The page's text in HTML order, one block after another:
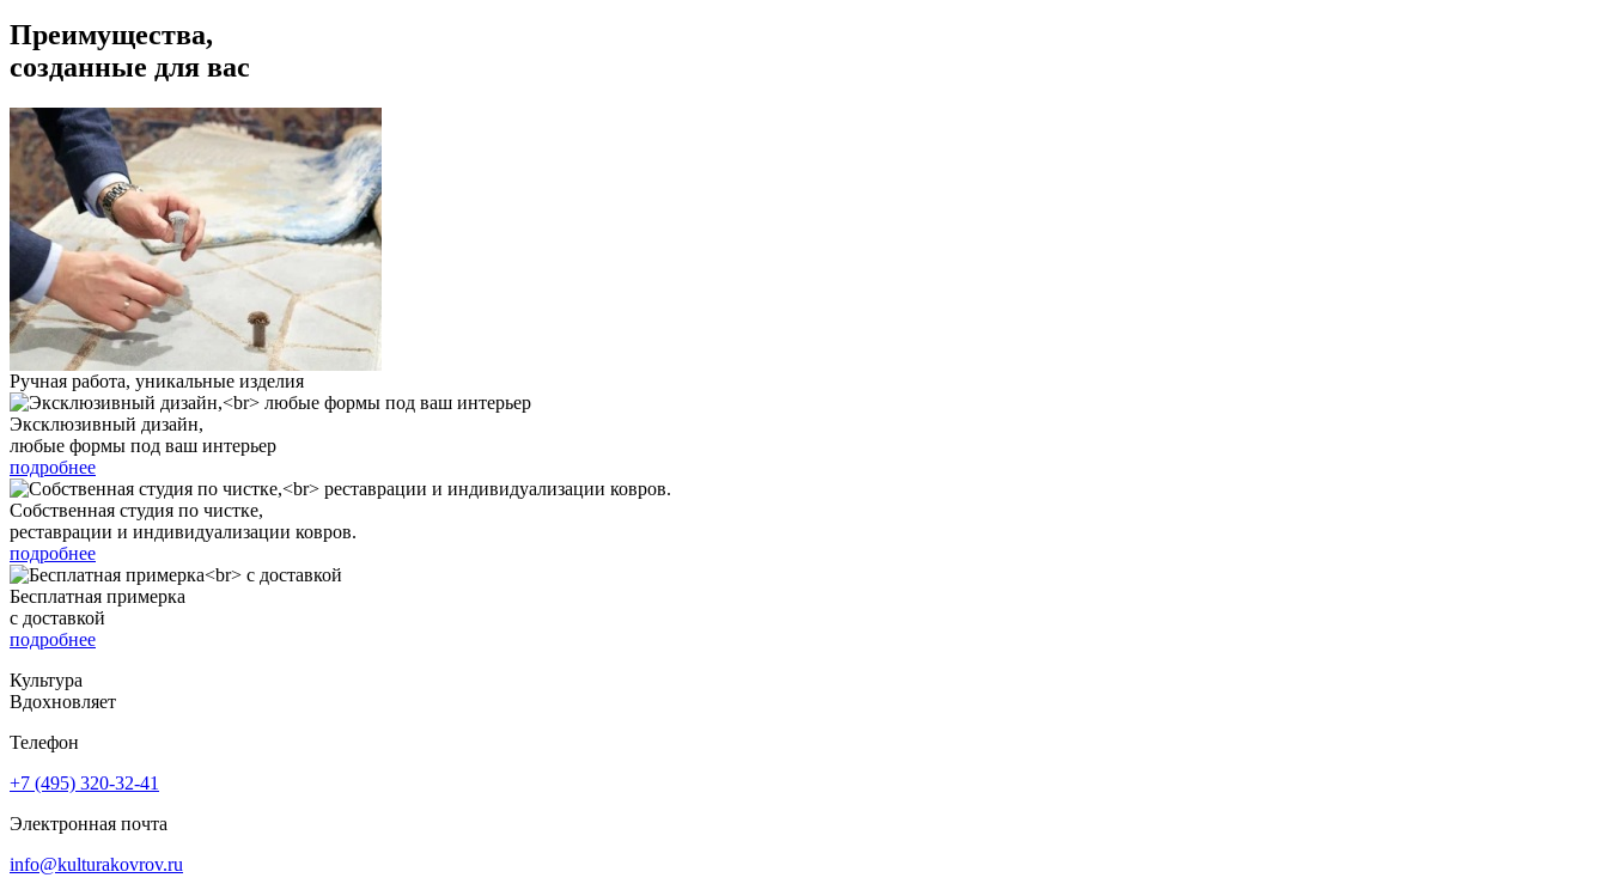
Преимущества,
созданные для вас
Ручная работа, уникальные изделия
Эксклюзивный дизайн,
любые формы под ваш интерьер
подробнее
Собственная студия по чистке,
реставрации и индивидуализации ковров.
подробнее
Бесплатная примерка
с доставкой
подробнее
Культура
Вдохновляет
Телефон
+7 (495) 320-32-41
Электронная почта
info@kulturakovrov.ru